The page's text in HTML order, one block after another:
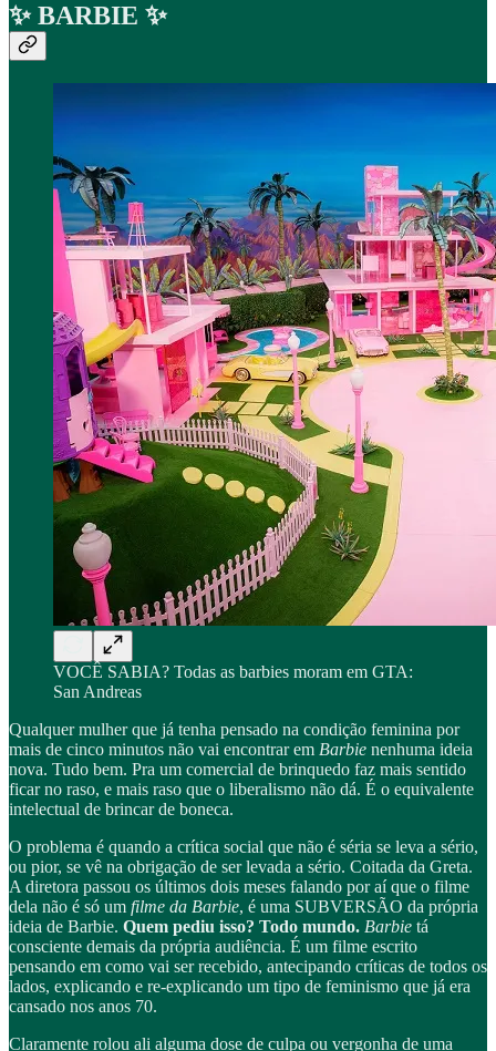
✨ BARBIE ✨
VOCÊ SABIA? Todas as barbies moram em GTA:
San Andreas
Qualquer mulher que já tenha pensado na condição feminina por
mais de cinco minutos não vai encontrar em Barbie nenhuma ideia
nova. Tudo bem. Pra um comercial de brinquedo faz mais sentido
ficar no raso, e mais raso que o liberalismo não dá. É o equivalente
intelectual de brincar de boneca.
O problema é quando a crítica social que não é séria se leva a sério,
ou pior, se vê na obrigação de ser levada a sério. Coitada da Greta.
A diretora passou os últimos dois meses falando por aí que o filme
dela não é só um filme da Barbie, é uma SUBVERSÃO da própria
ideia de Barbie. Quem pediu isso? Todo mundo. Barbie tá
consciente demais da própria audiência. É um filme escrito
pensando em como vai ser recebido, antecipando críticas de todos os
lados, explicando e re-explicando um tipo de feminismo que já era
cansado nos anos 70.
Claramente rolou ali alguma dose de culpa ou vergonha de uma